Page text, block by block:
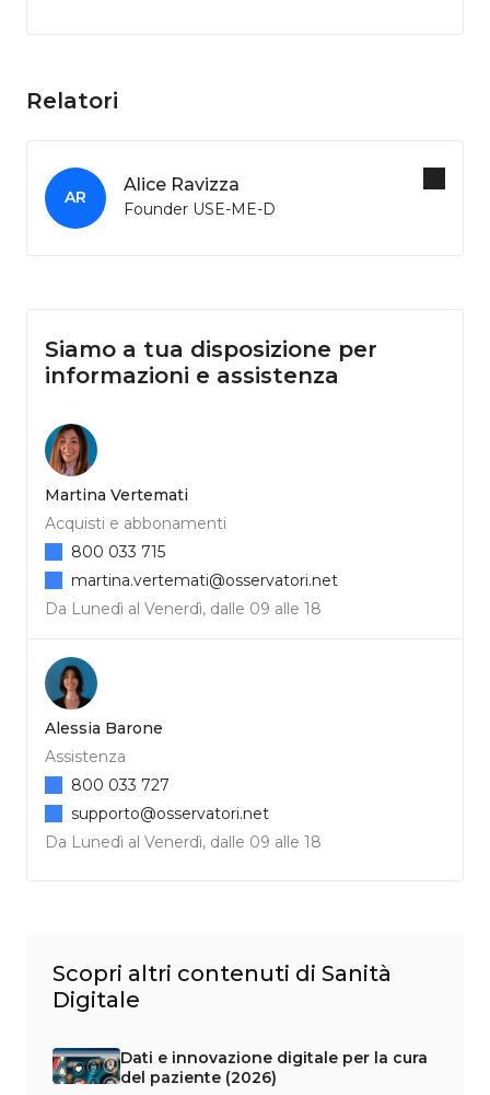
Relatori
AR
Alice Ravizza
Founder USE-ME-D
Siamo a tua disposizione per
informazioni e assistenza
Martina Vertemati
Acquisti e abbonamenti
Da Lunedì al Venerdì, dalle 09 alle 18
800 033 715
martina.vertemati@osservatori.net
Alessia Barone
Assistenza
Da Lunedì al Venerdì, dalle 09 alle 18
800 033 727
supporto@osservatori.net
Scopri altri contenuti di Sanità
Digitale
Dati e innovazione digitale per la cura
del paziente (2026)